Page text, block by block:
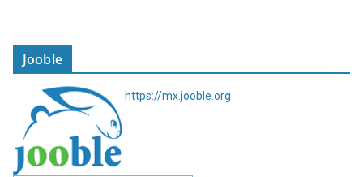
Jooble
https://mx.jooble.org